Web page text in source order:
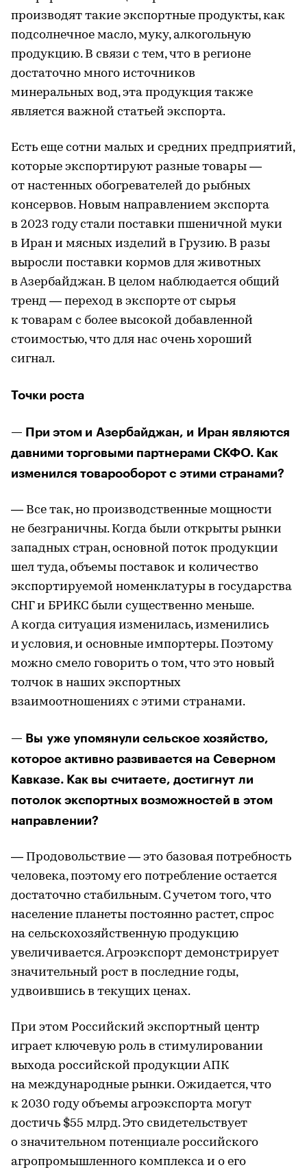
производят такие экспортные продукты, как
подсолнечное масло, муку, алкогольную
продукцию. В связи с тем, что в регионе
достаточно много источников
минеральных вод, эта продукция также
является важной статьей экспорта.
Есть еще сотни малых и средних предприятий,
которые экспортируют разные товары —
от настенных обогревателей до рыбных
консервов. Новым направлением экспорта
в 2023 году стали поставки пшеничной муки
в Иран и мясных изделий в Грузию. В разы
выросли поставки кормов для животных
в Азербайджан. В целом наблюдается общий
тренд — переход в экспорте от сырья
к товарам с более высокой добавленной
стоимостью, что для нас очень хороший
сигнал.
Точки роста
— При этом и Азербайджан, и Иран являются
давними торговыми партнерами СКФО. Как
изменился товарооборот с этими странами?
— Все так, но производственные мощности
не безграничны. Когда были открыты рынки
западных стран, основной поток продукции
шел туда, объемы поставок и количество
экспортируемой номенклатуры в государства
СНГ и БРИКС были существенно меньше.
А когда ситуация изменилась, изменились
и условия, и основные импортеры. Поэтому
можно смело говорить о том, что это новый
толчок в наших экспортных
взаимоотношениях с этими странами.
— Вы уже упомянули сельское хозяйство,
которое активно развивается на Северном
Кавказе. Как вы считаете, достигнут ли
потолок экспортных возможностей в этом
направлении?
— Продовольствие — это базовая потребность
человека, поэтому его потребление остается
достаточно стабильным. С учетом того, что
население планеты постоянно растет, спрос
на сельскохозяйственную продукцию
увеличивается. Агроэкспорт демонстрирует
значительный рост в последние годы,
удвоившись в текущих ценах.
При этом Российский экспортный центр
играет ключевую роль в стимулировании
выхода российской продукции АПК
на международные рынки. Ожидается, что
к 2030 году объемы агроэкспорта могут
достичь $55 млрд. Это свидетельствует
о значительном потенциале российского
агропромышленного комплекса и о его